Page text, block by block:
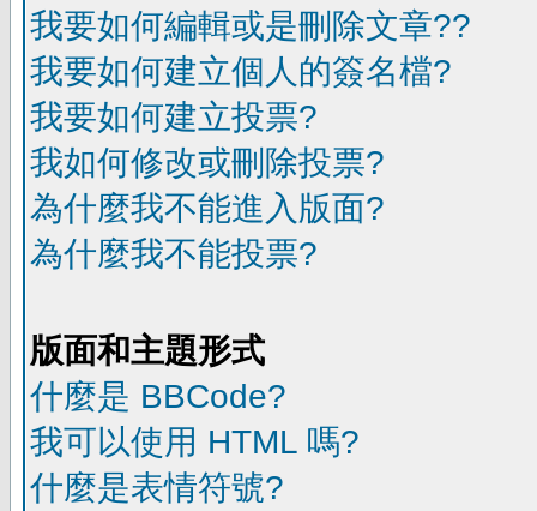
我要如何編輯或是刪除文章??
我要如何建立個人的簽名檔?
我要如何建立投票?
我如何修改或刪除投票?
為什麼我不能進入版面?
為什麼我不能投票?
版面和主題形式
什麼是 BBCode?
我可以使用 HTML 嗎?
什麼是表情符號?